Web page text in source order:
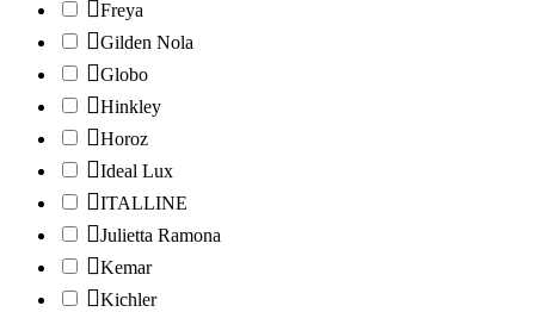
Freya
Gilden Nola
Globo
Hinkley
Horoz
Ideal Lux
ITALLINE
Julietta Ramona
Kemar
Kichler